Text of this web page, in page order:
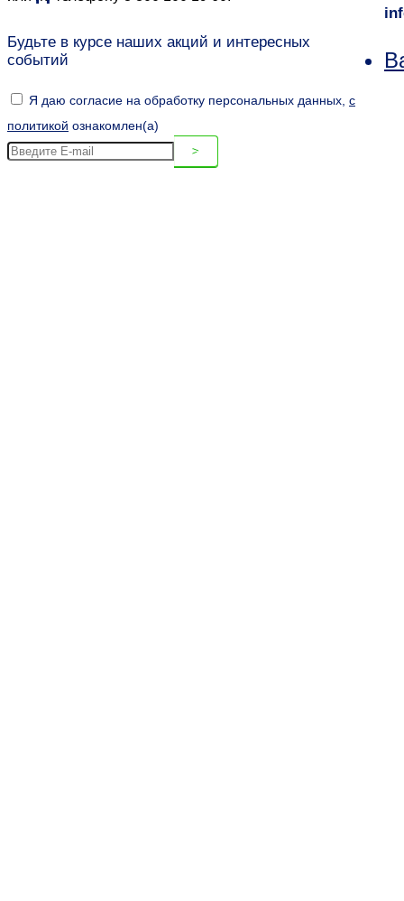
Будьте в курсе наших акций и интересных
событий
Я даю согласие на обработку персональных данных, c
политикой ознакомлен(а)